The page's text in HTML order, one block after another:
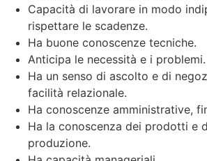
Capacità di lavorare in modo
rispettare le scadenze.
Ha buone conoscenze tecniche.
Anticipa le necessità e i problemi.
Ha un senso di ascolto e di
facilità relazionale.
Ha conoscenze amministrative,
Ha la conoscenza dei prodotti e
produzione.